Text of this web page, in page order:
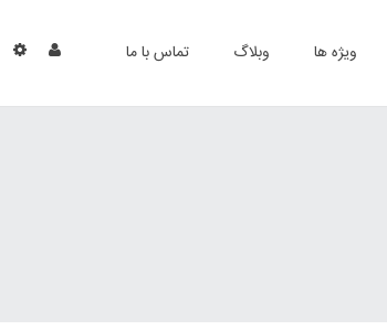
ویژه ها وبلاگ تماس با ما